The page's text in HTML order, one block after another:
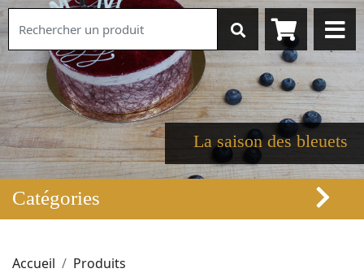
La saison des bleuets
Catégories
Accueil
Produits